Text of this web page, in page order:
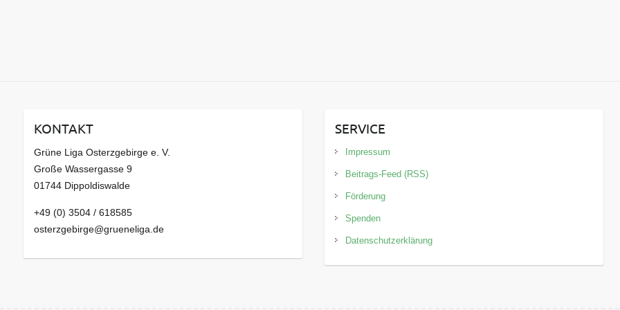
KONTAKT
Grüne Liga Osterzgebirge e. V.
Große Wassergasse 9
01744 Dippoldiswalde
+49 (0) 3504 / 618585
osterzgebirge@grueneliga.de
SERVICE
Impressum
Beitrags-Feed (RSS)
Förderung
Spenden
Datenschutzerklärung